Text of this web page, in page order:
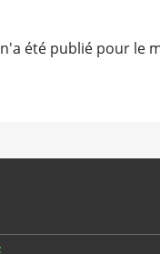
été publié pour le